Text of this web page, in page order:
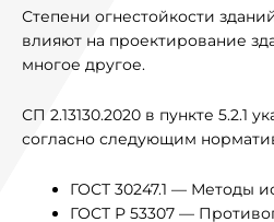
Степени огнестойкости
влияют на проектирование
многое другое.
СП 2.13130.2020 в пункте 5.2.1
согласно следующим
ГОСТ 30247.1 — Методы
ГОСТ Р 53307 —